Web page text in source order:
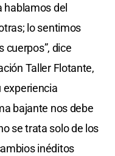
hablamos del
lo sentimos
cuerpos”, dice
Taller Flotante,
experiencia
bajante nos debe
se trata solo de los
inéditos